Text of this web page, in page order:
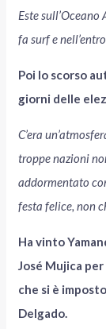
Este
fa surf e
Poi lo scorso
giorni delle
C’era
troppe nazioni
addormentato
festa felice, non
Ha vinto
José Mujica
che si è
Delgado.